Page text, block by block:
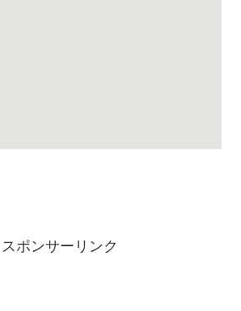
スポンサーリンク